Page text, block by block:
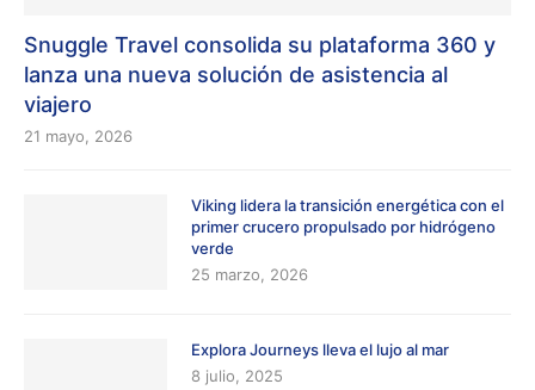
Snuggle Travel consolida su plataforma 360 y
lanza una nueva solución de asistencia al
viajero
21 mayo, 2026
Viking lidera la transición energética con el
primer crucero propulsado por hidrógeno
verde
25 marzo, 2026
Explora Journeys lleva el lujo al mar
8 julio, 2025